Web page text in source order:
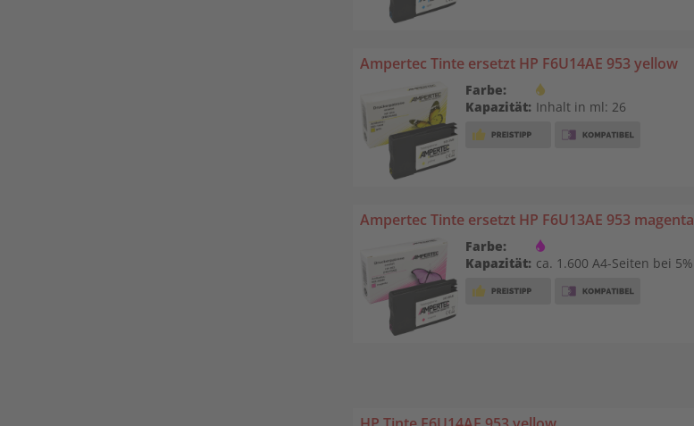
Ampertec Tinte ersetzt HP F6U14AE 953 yellow
Farbe:
Kapazität: Inhalt in ml: 26
Ampertec Tinte ersetzt HP F6U13AE 953 magenta
Farbe:
Kapazität: ca. 1.600 A4-Seiten bei 5%